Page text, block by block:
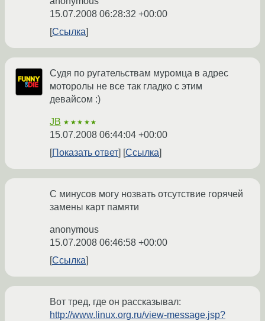
15.07.2008 06:28:32 +00:00
Ссылка
Судя по ругательствам муромца в адрес
моторолы не все так гладко с этим
девайсом :)
JB ★★★★★
15.07.2008 06:44:04 +00:00
Показать ответ
Ссылка
С минусов могу нозвать отсутствие горячей
замены карт памяти
anonymous
15.07.2008 06:46:58 +00:00
Ссылка
Вот тред, где он рассказывал:
http://www.linux.org.ru/view-message.jsp?